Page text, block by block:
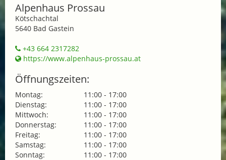
Alpenhaus Prossau
Kötschachtal
5640 Bad Gastein
+43 664 2317282
https://www.alpenhaus-prossau.at
Öffnungszeiten:
Montag:
11:00 - 17:00
Dienstag:
11:00 - 17:00
Mittwoch:
11:00 - 17:00
Donnerstag:
11:00 - 17:00
Freitag:
11:00 - 17:00
Samstag:
11:00 - 17:00
Sonntag:
11:00 - 17:00